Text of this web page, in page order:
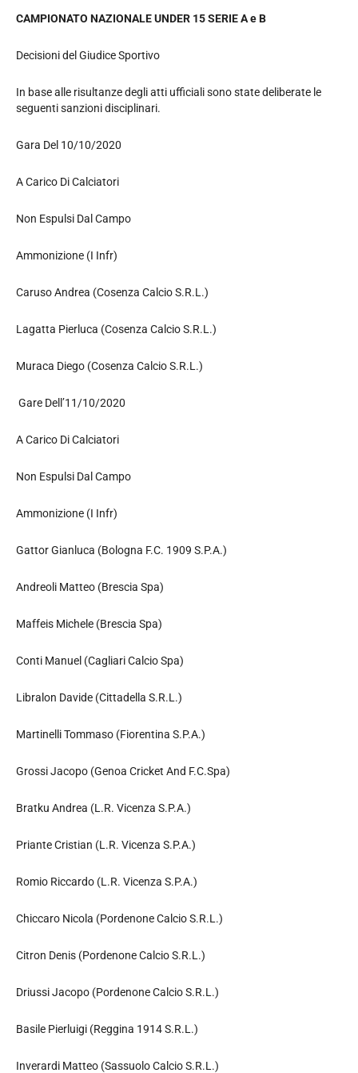
CAMPIONATO NAZIONALE UNDER 15 SERIE A e B
Decisioni del Giudice Sportivo
In base alle risultanze degli atti ufficiali sono state deliberate le
seguenti sanzioni disciplinari.
Gara Del 10/10/2020
A Carico Di Calciatori
Non Espulsi Dal Campo
Ammonizione (I Infr)
Caruso Andrea (Cosenza Calcio S.R.L.)
Lagatta Pierluca (Cosenza Calcio S.R.L.)
Muraca Diego (Cosenza Calcio S.R.L.)
Gare Dell’11/10/2020
A Carico Di Calciatori
Non Espulsi Dal Campo
Ammonizione (I Infr)
Gattor Gianluca (Bologna F.C. 1909 S.P.A.)
Andreoli Matteo (Brescia Spa)
Maffeis Michele (Brescia Spa)
Conti Manuel (Cagliari Calcio Spa)
Libralon Davide (Cittadella S.R.L.)
Martinelli Tommaso (Fiorentina S.P.A.)
Grossi Jacopo (Genoa Cricket And F.C.Spa)
Bratku Andrea (L.R. Vicenza S.P.A.)
Priante Cristian (L.R. Vicenza S.P.A.)
Romio Riccardo (L.R. Vicenza S.P.A.)
Chiccaro Nicola (Pordenone Calcio S.R.L.)
Citron Denis (Pordenone Calcio S.R.L.)
Driussi Jacopo (Pordenone Calcio S.R.L.)
Basile Pierluigi (Reggina 1914 S.R.L.)
Inverardi Matteo (Sassuolo Calcio S.R.L.)